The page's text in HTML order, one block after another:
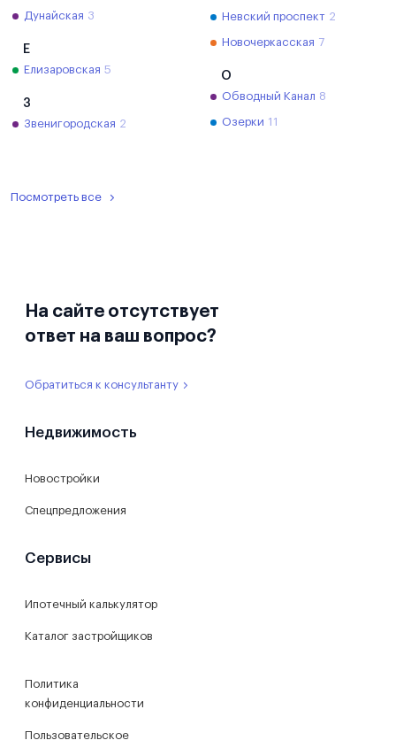
Дунайская 3
Е
Елизаровская 5
З
Звенигородская 2
Невский проспект 2
Новочеркасская 7
О
Обводный Канал 8
Озерки 11
Посмотреть все
На сайте отсутствует
ответ на ваш вопрос?
Обратиться к консультанту
Недвижимость
Новостройки
Спецпредложения
Сервисы
Ипотечный калькулятор
Каталог застройщиков
Политика
конфиденциальности
Пользовательское